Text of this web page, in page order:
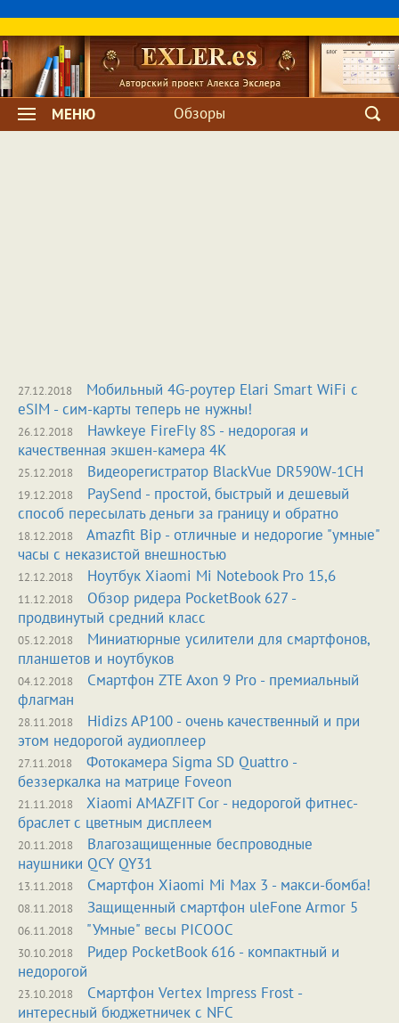
МЕНЮ Обзоры
27.12.2018
Мобильный 4G-роутер Elari Smart WiFi с
eSIM - сим-карты теперь не нужны!
26.12.2018
Hawkeye FireFly 8S - недорогая и
качественная экшен-камера 4К
25.12.2018 Видеорегистратор BlackVue DR590W-1CH
19.12.2018
PaySend - простой, быстрый и дешевый
способ пересылать деньги за границу и обратно
18.12.2018
Amazfit Bip - отличные и недорогие "умные"
часы с неказистой внешностью
12.12.2018 Ноутбук Xiaomi Mi Notebook Pro 15,6
11.12.2018
Обзор ридера PocketBook 627 -
продвинутый средний класс
05.12.2018
Миниатюрные усилители для смартфонов,
планшетов и ноутбуков
04.12.2018
Смартфон ZTE Axon 9 Pro - премиальный
флагман
28.11.2018
Hidizs AP100 - очень качественный и при
этом недорогой аудиоплеер
27.11.2018
Фотокамера Sigma SD Quattro -
беззеркалка на матрице Foveon
21.11.2018
Xiaomi AMAZFIT Cor - недорогой фитнес-
браслет с цветным дисплеем
20.11.2018
Влагозащищенные беспроводные
наушники QCY QY31
13.11.2018 Смартфон Xiaomi Mi Max 3 - макси-бомба!
08.11.2018 Защищенный смартфон uleFone Armor 5
06.11.2018 "Умные" весы PICOOC
30.10.2018
Ридер PocketBook 616 - компактный и
недорогой
23.10.2018
Смартфон Vertex Impress Frost -
интересный бюджетничек с NFC